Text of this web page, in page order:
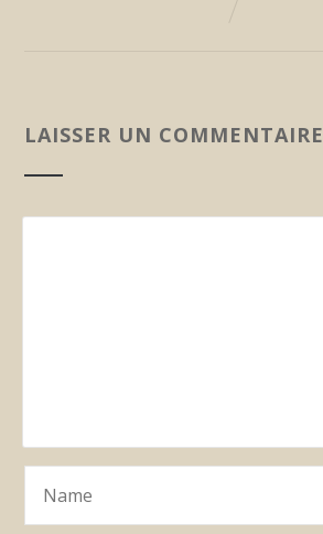
LAISSER UN COMMENTAIRE